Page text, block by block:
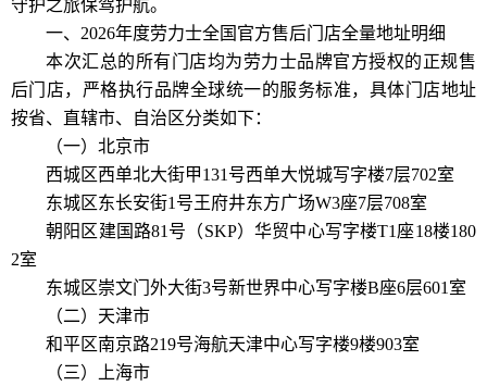
守护之旅保驾护航。
一、2026年度劳力士全国官方售后门店全量地址明细
本次汇总的所有门店均为劳力士品牌官方授权的正规售
后门店，严格执行品牌全球统一的服务标准，具体门店地址
按省、直辖市、自治区分类如下：
（一）北京市
西城区西单北大街甲131号西单大悦城写字楼7层702室
东城区东长安街1号王府井东方广场W3座7层708室
朝阳区建国路81号（SKP）华贸中心写字楼T1座18楼180
2室
东城区崇文门外大街3号新世界中心写字楼B座6层601室
（二）天津市
和平区南京路219号海航天津中心写字楼9楼903室
（三）上海市